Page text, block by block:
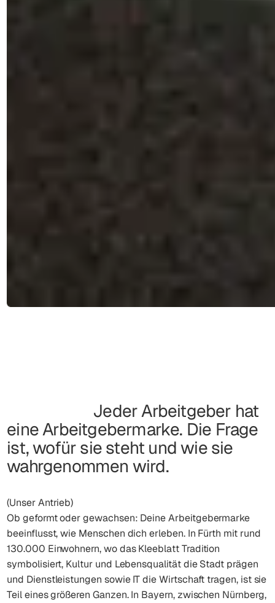
Jeder Arbeitgeber hat
eine Arbeitgebermarke. Die Frage
ist, wofür sie steht und wie sie
wahrgenommen wird.
(Unser Antrieb)
Ob geformt oder gewachsen: Deine Arbeitgebermarke
beeinflusst, wie Menschen dich erleben. In Fürth mit rund
130.000 Einwohnern, wo das Kleeblatt Tradition
symbolisiert, Kultur und Lebensqualität die Stadt prägen
und Dienstleistungen sowie IT die Wirtschaft tragen, ist sie
Teil eines größeren Ganzen. In Bayern, zwischen Nürnberg,